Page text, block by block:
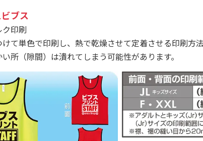
ブス
印刷
けて単色で印刷し、熱で乾燥させて定着させる印刷方法
所（隙間）は潰れてしまう可能性があります。